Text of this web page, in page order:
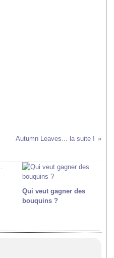
Autumn Leaves... la suite !
Qui veut gagner des
bouquins ?